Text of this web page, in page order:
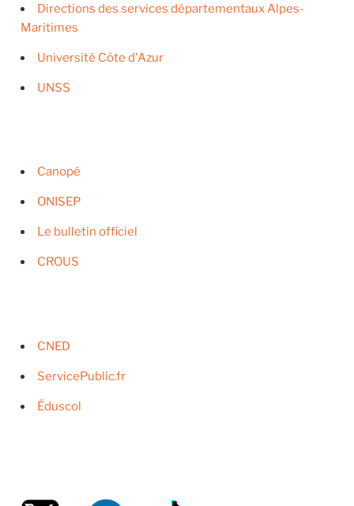
Directions des services départementaux Alpes-
Maritimes
Université Côte d'Azur
UNSS
Canopé
ONISEP
Le bulletin officiel
CROUS
CNED
ServicePublic.fr
Éduscol